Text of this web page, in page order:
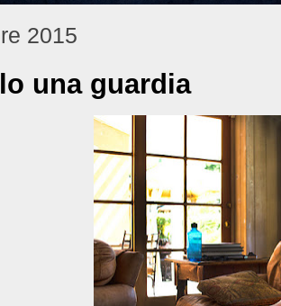
2015
una guardia